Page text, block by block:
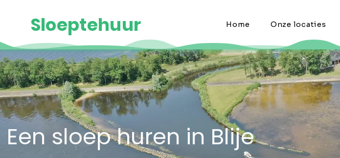
Sloeptehuur Home Onze locaties
Een sloep huren in Blije